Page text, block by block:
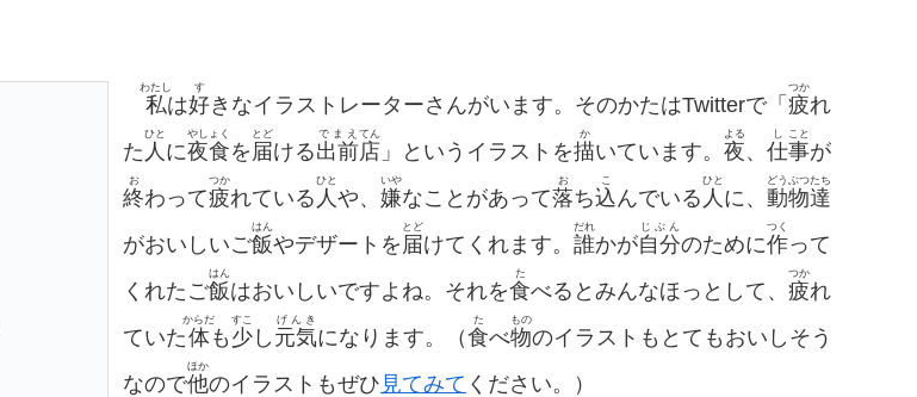
私
わたし
は好
す
きなイラストレーターさんがいます。そのかたはTwitterで「疲
つか
れ
た 人
ひと
に夜食
やしょく
を 届
とど
ける出前
でまえ
店
てん
」というイラストを描
か
いています。夜
よる
、仕
し
事
こと
が
終
お
わって疲
つか
れている 人
ひと
や、嫌
いや
なことがあって落
お
ち込
こ
んでいる 人
ひと
に、動物
どうぶつ
達
たち
がおいしいご飯
はん
やデザートを 届
とど
けてくれます。誰
だれ
かが自分
じぶん
のために作
つく
って
くれたご飯
はん
はおいしいですよね。それを食
た
べるとみんなほっとして、疲
つか
れ
ていた体
からだ
も 少
すこ
し 元気
げんき
になります。（食
た
べ物
もの
のイラストもとてもおいしそう
なので他
ほか
のイラストもぜひ 見てみて ください。）